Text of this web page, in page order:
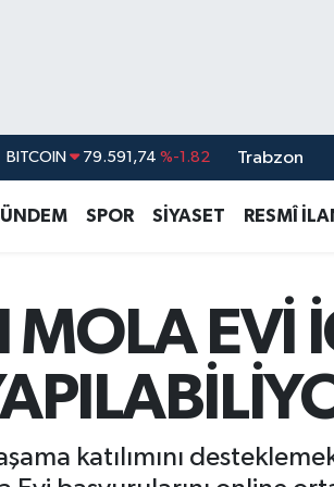
DOLAR 45,43620 %0.02
BİST100 14.598,00
BITCOIN 79.591,74 %-1.82
Trabzon
SPOR SİYASET RESMÎ
MOLA EVİ
katılımını